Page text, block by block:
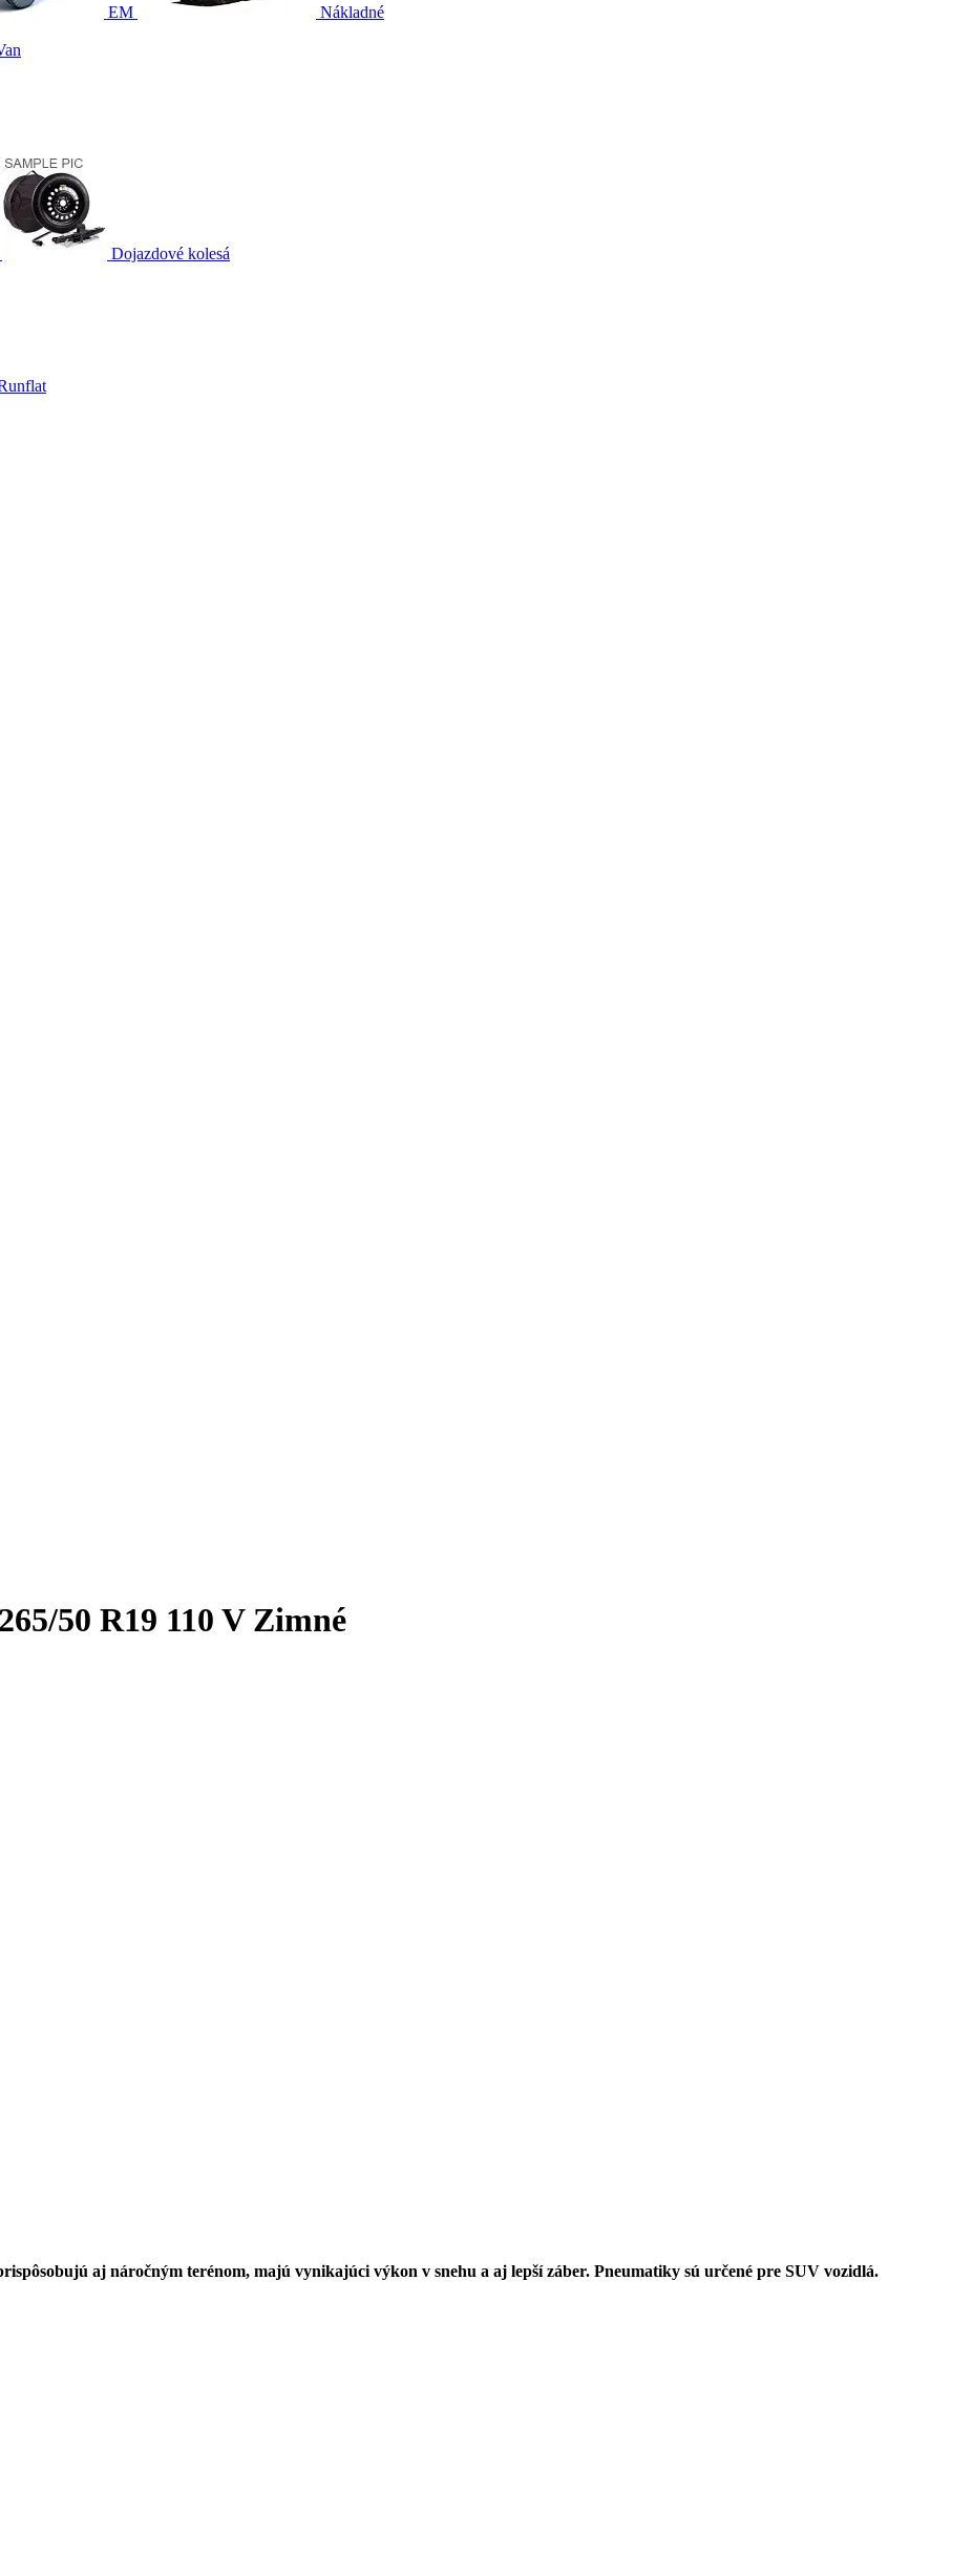
EM
Nákladné
Dojazdové kolesá
50 R19 110 V Zimné
aj náročným terénom, majú vynikajúci výkon v snehu a aj lepší záber. Pneumatiky sú určené pre SUV vozidlá.